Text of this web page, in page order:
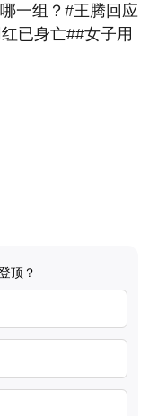
一组？#王腾回应
已身亡##女子用
顶？